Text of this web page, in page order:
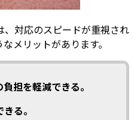
対応のスピードが重視され
メリットがあります。
担を軽減できる。
る。